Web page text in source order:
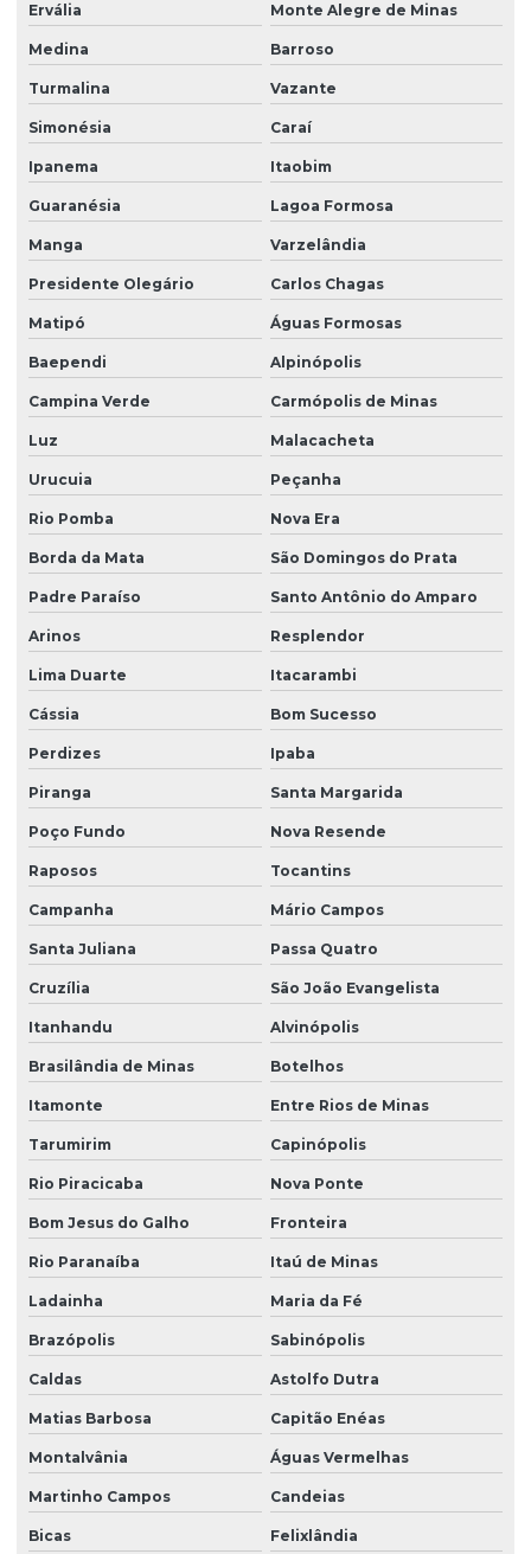
Ervália Monte Alegre de Minas
Medina Barroso
Turmalina Vazante
Simonésia Caraí
Ipanema Itaobim
Guaranésia Lagoa Formosa
Manga Varzelândia
Presidente Olegário Carlos Chagas
Matipó Águas Formosas
Baependi Alpinópolis
Campina Verde Carmópolis de Minas
Luz Malacacheta
Urucuia Peçanha
Rio Pomba Nova Era
Borda da Mata São Domingos do Prata
Padre Paraíso Santo Antônio do Amparo
Arinos Resplendor
Lima Duarte Itacarambi
Cássia Bom Sucesso
Perdizes Ipaba
Piranga Santa Margarida
Poço Fundo Nova Resende
Raposos Tocantins
Campanha Mário Campos
Santa Juliana Passa Quatro
Cruzília São João Evangelista
Itanhandu Alvinópolis
Brasilândia de Minas Botelhos
Itamonte Entre Rios de Minas
Tarumirim Capinópolis
Rio Piracicaba Nova Ponte
Bom Jesus do Galho Fronteira
Rio Paranaíba Itaú de Minas
Ladainha Maria da Fé
Brazópolis Sabinópolis
Caldas Astolfo Dutra
Matias Barbosa Capitão Enéas
Montalvânia Águas Vermelhas
Martinho Campos Candeias
Bicas Felixlândia